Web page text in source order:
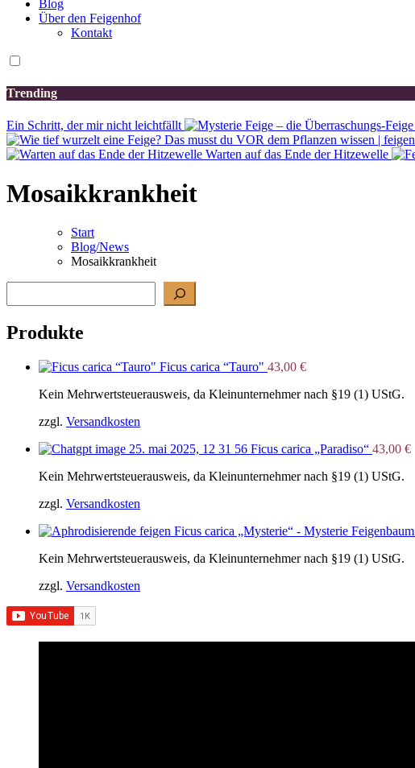
Blog
Über den Feigenhof
Kontakt
Trending
Ein Schritt, der mir nicht leichtfällt
Warten auf das Ende der Hitzewelle
Mosaikkrankheit
Start
Blog/News
Mosaikkrankheit
Produkte
Ficus carica “Tauro" 43,00 €
Kein Mehrwertsteuerausweis, da Kleinunternehmer nach §19 (1) UStG.
zzgl. Versandkosten
Ficus carica „Paradiso“ 43,00 €
Kein Mehrwertsteuerausweis, da Kleinunternehmer nach §19 (1) UStG.
zzgl. Versandkosten
Ficus carica „Mysterie“ - Mysterie Feigenbaum
Kein Mehrwertsteuerausweis, da Kleinunternehmer nach §19 (1) UStG.
zzgl. Versandkosten